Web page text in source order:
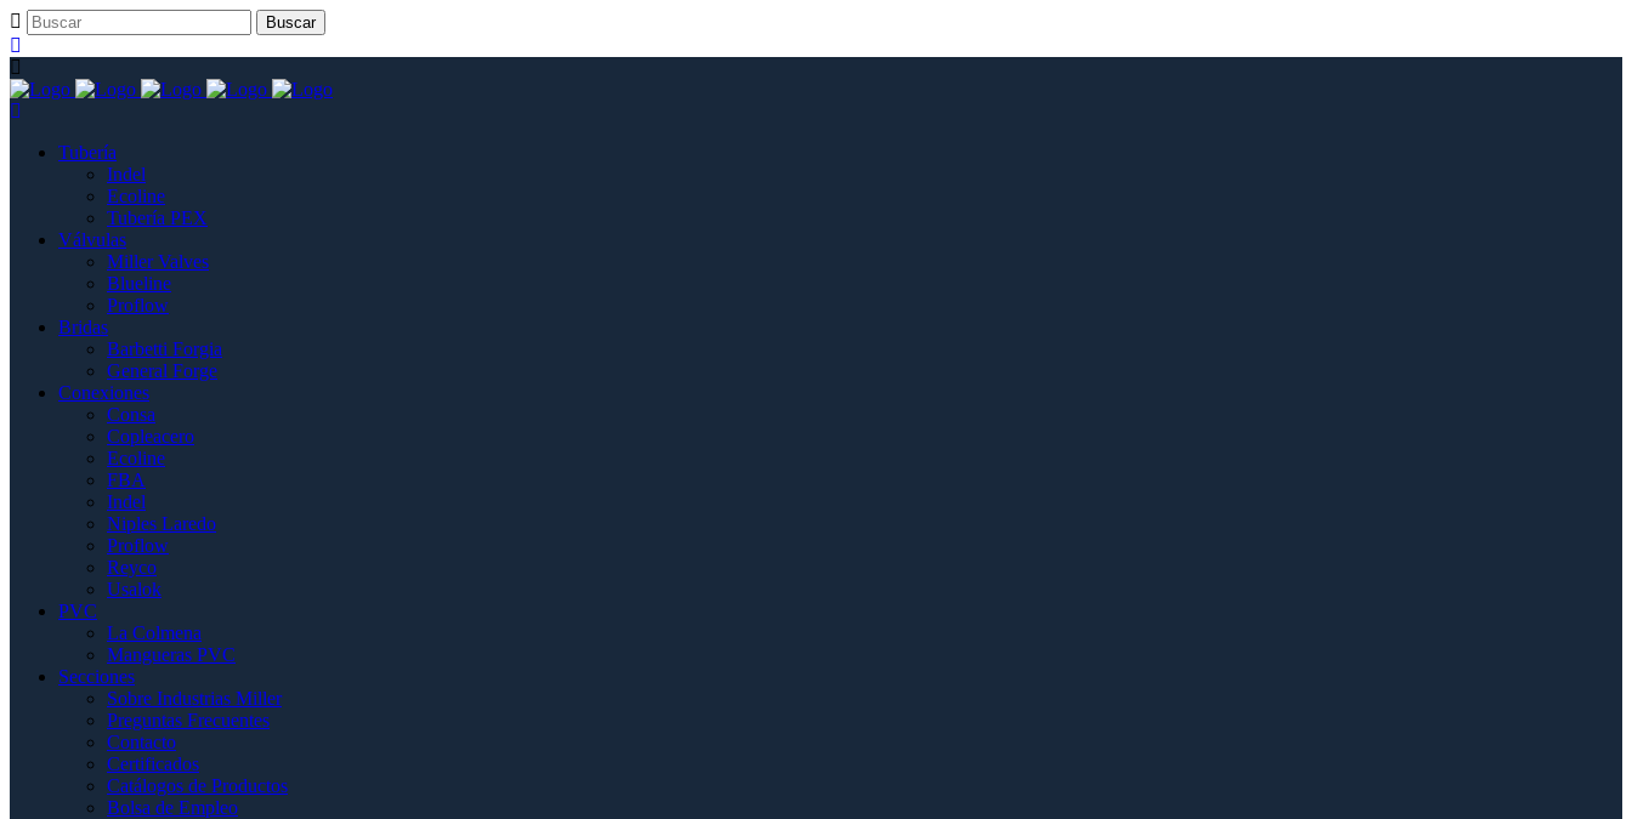
Tubería
Indel
Ecoline
Tubería PEX
Válvulas
Miller Valves
Blueline
Proflow
Bridas
Barbetti Forgia
General Forge
Conexiones
Consa
Copleacero
Ecoline
FBA
Indel
Niples Laredo
Proflow
Reyco
Usalok
PVC
La Colmena
Mangueras PVC
Secciones
Sobre Industrias Miller
Preguntas Frecuentes
Contacto
Certificados
Catálogos de Productos
Bolsa de Empleo